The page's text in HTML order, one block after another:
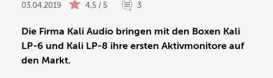
03.04.2019 4,5 / 5 3
Die Firma Kali Audio bringen mit den Boxen Kali
LP-6 und Kali LP-8 ihre ersten Aktivmonitore auf
den Markt.